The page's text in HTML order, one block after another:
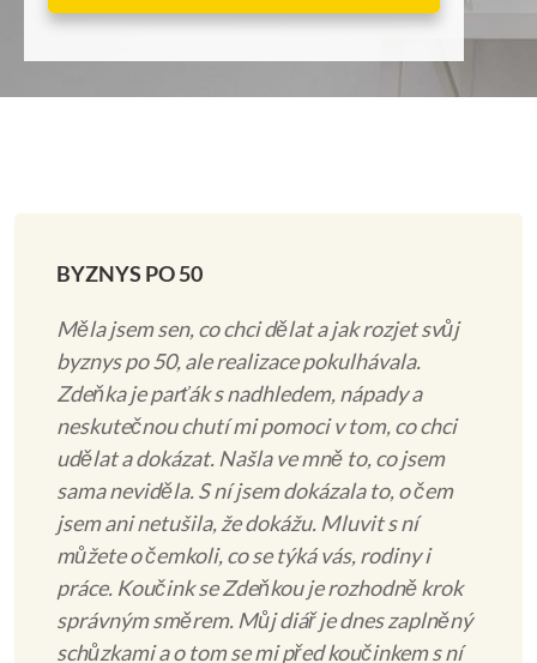
BYZNYS PO 50
Měla jsem sen, co chci dělat a jak rozjet svůj
byznys po 50, ale realizace pokulhávala.
Zdeňka je parťák s nadhledem, nápady a
neskutečnou chutí mi pomoci v tom, co chci
udělat a dokázat. Našla ve mně to, co jsem
sama neviděla. S ní jsem dokázala to, o čem
jsem ani netušila, že dokážu. Mluvit s ní
můžete o čemkoli, co se týká vás, rodiny i
práce. Koučink se Zdeňkou je rozhodně krok
správným směrem. Můj diář je dnes zaplněný
schůzkami a o tom se mi před koučinkem s ní